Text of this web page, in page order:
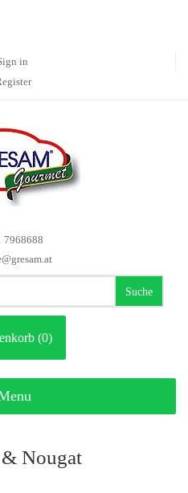
in
7968688
Suche
(0)
Nougat